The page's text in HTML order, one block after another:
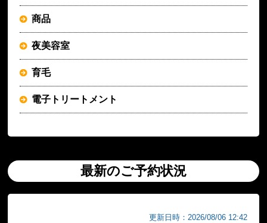
商品
夜美容室
育毛
電子トリートメント
最新のご予約状況
更新日時：2026/08/06 12:42